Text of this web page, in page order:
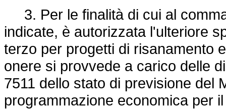
3. Per le finalità di cui al
indicate, è autorizzata l'ulteriore
terzo per progetti di risanamento
onere si provvede a carico delle
7511 dello stato di previsione del
programmazione economica per